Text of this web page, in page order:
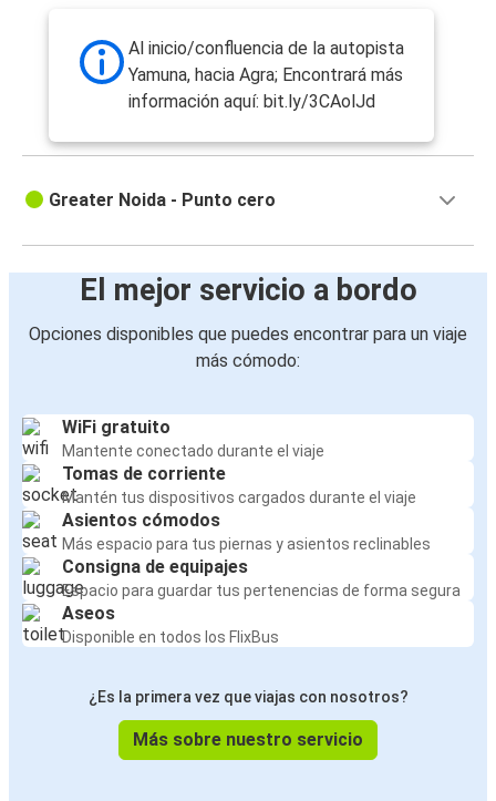
Al inicio/confluencia de la autopista
Yamuna, hacia Agra; Encontrará más
información aquí: bit.ly/3CAolJd
Greater Noida - Punto cero
El mejor servicio a bordo
Opciones disponibles que puedes encontrar para un viaje
más cómodo:
WiFi gratuito
Mantente conectado durante el viaje
Tomas de corriente
Mantén tus dispositivos cargados durante el viaje
Asientos cómodos
Más espacio para tus piernas y asientos reclinables
Consigna de equipajes
Espacio para guardar tus pertenencias de forma segura
Aseos
Disponible en todos los FlixBus
¿Es la primera vez que viajas con nosotros?
Más sobre nuestro servicio